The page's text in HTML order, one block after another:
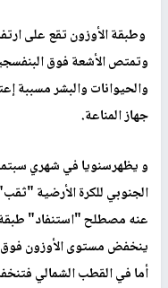
وتمتص الأشعة فوق
والحيوانات والبشر مسببة
جهاز المناعة.
و يظهرسنويا في شهري
الجنوبي للكرة الأرضية
عنه مصطلح "استنفاد" طبقة